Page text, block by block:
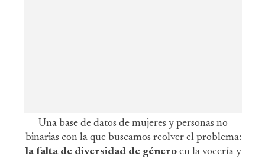
Una base de datos de mujeres y personas no
binarias con la que buscamos reolver el problema:
la falta de diversidad de género en la vocería y